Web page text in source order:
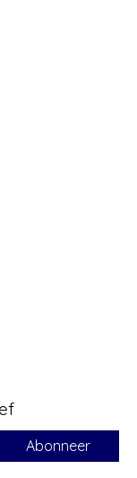
Abonneer